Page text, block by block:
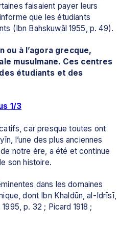
faisaient payer leurs
que les étudiants
(Ibn Bahskuwāl 1955, p. 49).
ou à l’agora grecque,
musulmane. Ces centres
étudiants et des
1/3
car presque toutes ont
l’une des plus anciennes
notre ère, a été et continue
son histoire.
dans les domaines
dont Ibn Khaldūn, al-Idrīsī,
p. 32 ; Picard 1918 ;